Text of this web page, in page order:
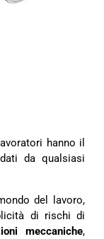
hanno il
da qualsiasi
del lavoro,
di rischi di
meccaniche,